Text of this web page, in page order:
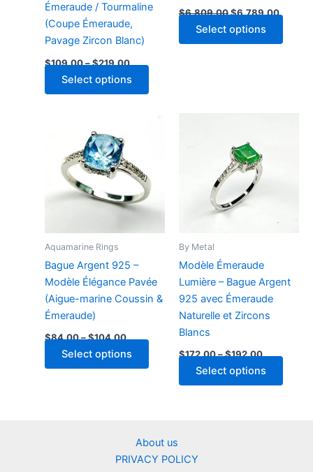
Émeraude / Tourmaline
(Coupe Émeraude,
Pavage Zircon Blanc)
$109.00–$219.00Price
$109.00
through
Select options
product
options
may
be
product
page
$6,809.00Original
was:
$6,809.00.
$6,789.00Current
Select options
Aquamarine Rings
Bague Argent 925 –
Modèle Élégance Pavée
(Aigue-marine Coussin &
Émeraude)
$84.00–$104.00Price
$84.00
through
Select options
product
The
options
By Metal
Modèle Émeraude
Lumière – Bague Argent
925 avec Émeraude
Naturelle et Zircons
Blancs
$172.00–$192.00Price
$172.00
through
Select options
About us
PRIVACY POLICY